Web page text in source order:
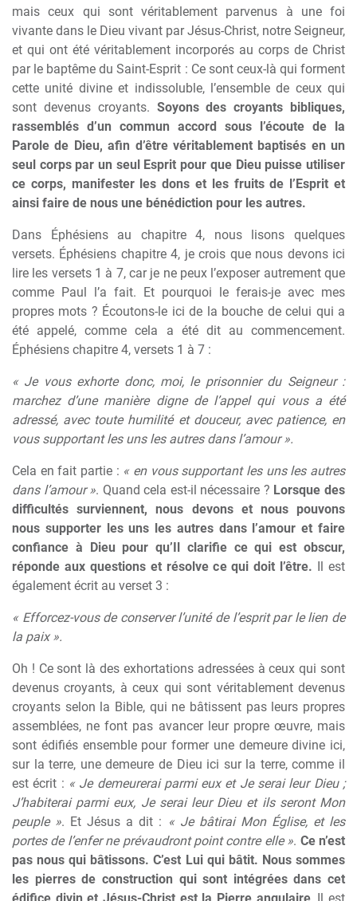
mais ceux qui sont véritablement parvenus à une foi
vivante dans le Dieu vivant par Jésus-Christ, notre Seigneur,
et qui ont été véritablement incorporés au corps de Christ
par le baptême du Saint-Esprit : Ce sont ceux-là qui forment
cette unité divine et indissoluble, l’ensemble de ceux qui
sont devenus croyants. Soyons des croyants bibliques,
rassemblés d’un commun accord sous l’écoute de la
Parole de Dieu, afin d’être véritablement baptisés en un
seul corps par un seul Esprit pour que Dieu puisse utiliser
ce corps, manifester les dons et les fruits de l’Esprit et
ainsi faire de nous une bénédiction pour les autres.
Dans Éphésiens au chapitre 4, nous lisons quelques
versets. Éphésiens chapitre 4, je crois que nous devons ici
lire les versets 1 à 7, car je ne peux l’exposer autrement que
comme Paul l’a fait. Et pourquoi le ferais-je avec mes
propres mots ? Écoutons-le ici de la bouche de celui qui a
été appelé, comme cela a été dit au commencement.
Éphésiens chapitre 4, versets 1 à 7 :
« Je vous exhorte donc, moi, le prisonnier du Seigneur :
marchez d’une manière digne de l’appel qui vous a été
adressé, avec toute humilité et douceur, avec patience, en
vous supportant les uns les autres dans l’amour ».
Cela en fait partie : « en vous supportant les uns les autres
dans l’amour ». Quand cela est-il nécessaire ? Lorsque des
difficultés surviennent, nous devons et nous pouvons
nous supporter les uns les autres dans l’amour et faire
confiance à Dieu pour qu’Il clarifie ce qui est obscur,
réponde aux questions et résolve ce qui doit l’être. Il est
également écrit au verset 3 :
« Efforcez-vous de conserver l’unité de l’esprit par le lien de
la paix ».
Oh ! Ce sont là des exhortations adressées à ceux qui sont
devenus croyants, à ceux qui sont véritablement devenus
croyants selon la Bible, qui ne bâtissent pas leurs propres
assemblées, ne font pas avancer leur propre œuvre, mais
sont édifiés ensemble pour former une demeure divine ici,
sur la terre, une demeure de Dieu ici sur la terre, comme il
est écrit : « Je demeurerai parmi eux et Je serai leur Dieu ;
J’habiterai parmi eux, Je serai leur Dieu et ils seront Mon
peuple ». Et Jésus a dit : « Je bâtirai Mon Église, et les
portes de l’enfer ne prévaudront point contre elle ». Ce n’est
pas nous qui bâtissons. C’est Lui qui bâtit. Nous sommes
les pierres de construction qui sont intégrées dans cet